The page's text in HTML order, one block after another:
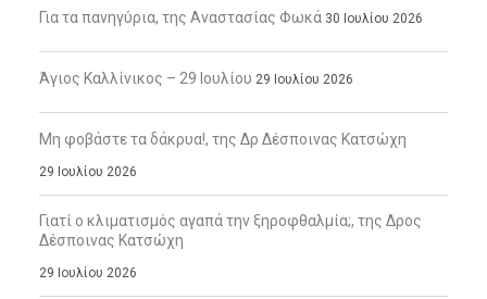
Για τα πανηγύρια, της Αναστασίας Φωκά 30 Ιουλίου 2026
Άγιος Καλλίνικος – 29 Ιουλίου 29 Ιουλίου 2026
Μη φοβάστε τα δάκρυα!, της Δρ Δέσποινας Κατσώχη
29 Ιουλίου 2026
Γιατί ο κλιματισμός αγαπά την ξηροφθαλμία;, της Δρος
Δέσποινας Κατσώχη
29 Ιουλίου 2026